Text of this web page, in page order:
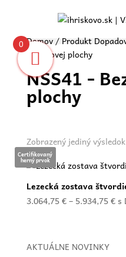
Domov/ Produkt
dopadovej plochy
NSS41 -
plochy
Zobrazený jediný výsledok
Certifikovaný
herný prvok
Lezecká zostava
3.064,75€– 5.934,75€ s
AKTUÁLNE NOVINKY
0